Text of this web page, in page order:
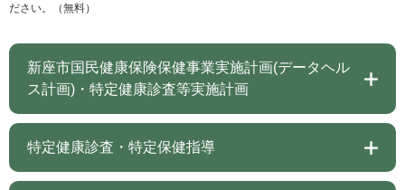
ださい。（無料）
新座市国民健康保険保健事業実施計画(データヘル
ス計画)・特定健康診査等実施計画
特定健康診査・特定保健指導